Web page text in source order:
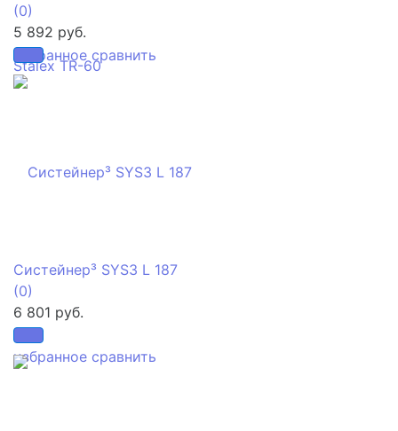
избранное сравнить
(0)
5 892 руб.
избранное сравнить
Систейнер³ SYS3 L 187
(0)
6 801 руб.